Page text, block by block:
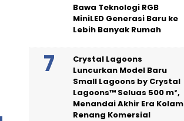
Bawa Teknologi RGB
MiniLED Generasi Baru ke
Lebih Banyak Rumah
Crystal Lagoons
Luncurkan Model Baru
Small Lagoons by Crystal
Lagoons™ Seluas 500 m²,
Menandai Akhir Era Kolam
Renang Komersial